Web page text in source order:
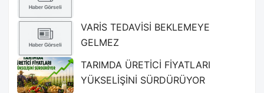
VARİS TEDAVİSİ BEKLEMEYE
GELMEZ
TARIMDA ÜRETİCİ FİYATLARI
YÜKSELİŞİNİ SÜRDÜRÜYOR